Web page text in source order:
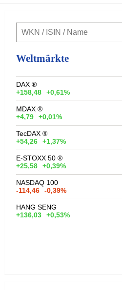
Weltmärkte
DAX ®
+158,48
+0,61%
MDAX ®
+4,79
+0,01%
TecDAX ®
+54,26
+1,37%
E-STOXX 50 ®
+25,58
+0,39%
NASDAQ 100
-114,46
-0,39%
HANG SENG
+136,03
+0,53%